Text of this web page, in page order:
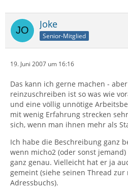
Joke
Senior-Mitglied
19. Juni 2007 um 16:16
Das kann ich gerne machen -
reinzuschreiben ist so was wie
und eine völlig unnötige
mit wenig Erfahrung strecken
sich, wenn man ihnen mehr als
Ich habe die Beschreibung ganz
wenn micho2 (oder sonst
ganz genau. Vielleicht hat er ja
gemeint (siehe seinen Thread
Adressbuchs).